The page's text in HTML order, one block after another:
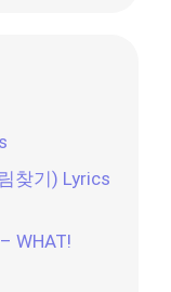
찾기) Lyrics
WHAT!